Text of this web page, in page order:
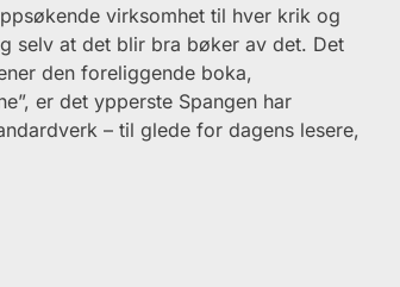
virksomhet til hver krik og
selv at det blir bra bøker av det. Det
den foreliggende boka,
er det ypperste Spangen har
– til glede for dagens lesere,